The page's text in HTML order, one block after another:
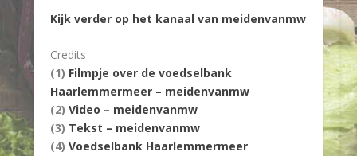
Kijk verder op het kanaal van meidenvanmw
Credits
(1) Filmpje over de voedselbank
Haarlemmermeer – meidenvanmw
(2) Video – meidenvanmw
(3) Tekst – meidenvanmw
(4) Voedselbank Haarlemmermeer